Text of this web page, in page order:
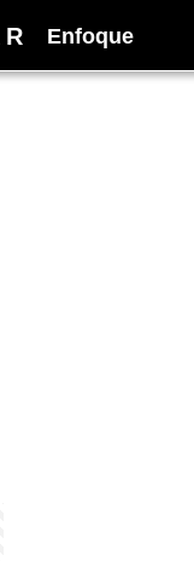
R Enfoque